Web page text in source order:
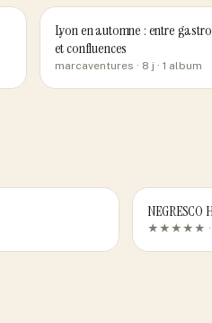
Lyon en automne : entre
et confluences
marcaventures · 8 j · 1 album
NEGRESCO
★★★★★ ·